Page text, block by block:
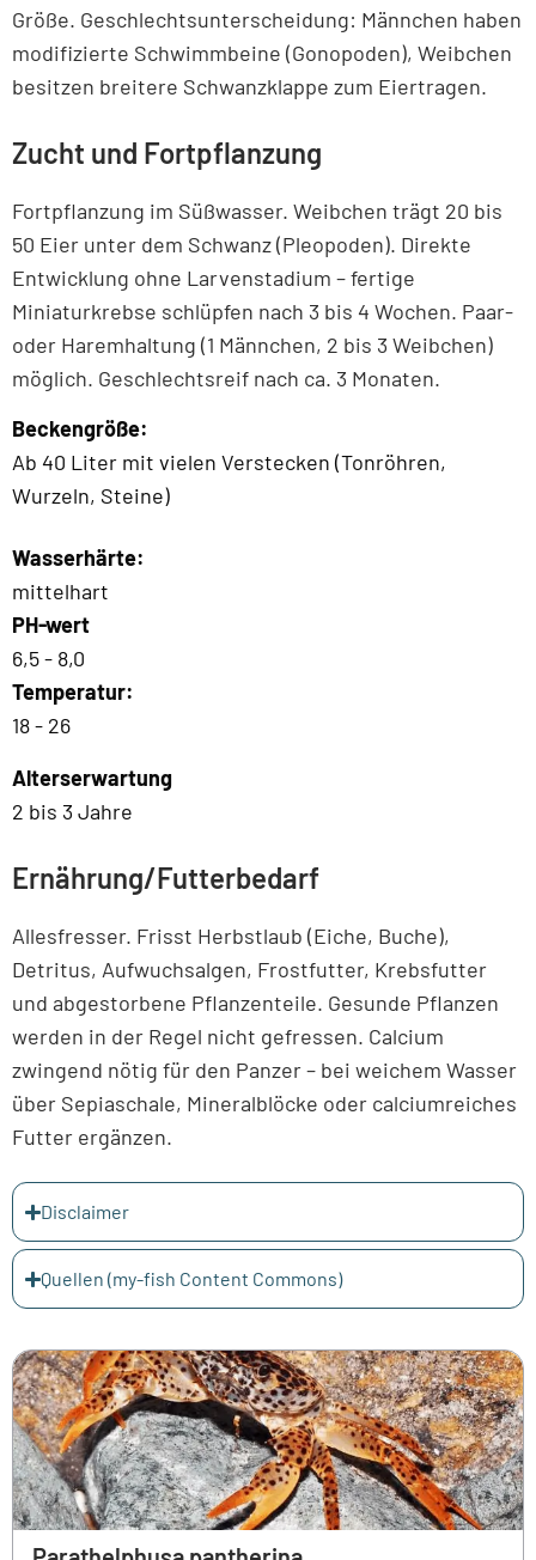
Größe. Geschlechtsunterscheidung: Männchen haben
modifizierte Schwimmbeine (Gonopoden), Weibchen
besitzen breitere Schwanzklappe zum Eiertragen.
Zucht und Fortpflanzung
Fortpflanzung im Süßwasser. Weibchen trägt 20 bis
50 Eier unter dem Schwanz (Pleopoden). Direkte
Entwicklung ohne Larvenstadium – fertige
Miniaturkrebse schlüpfen nach 3 bis 4 Wochen. Paar-
oder Haremhaltung (1 Männchen, 2 bis 3 Weibchen)
möglich. Geschlechtsreif nach ca. 3 Monaten.
Beckengröße:
Ab 40 Liter mit vielen Verstecken (Tonröhren,
Wurzeln, Steine)
Wasserhärte:
mittelhart
PH-wert
6,5 - 8,0
Temperatur:
18 - 26
Alterserwartung
2 bis 3 Jahre
Ernährung/Futterbedarf
Allesfresser. Frisst Herbstlaub (Eiche, Buche),
Detritus, Aufwuchsalgen, Frostfutter, Krebsfutter
und abgestorbene Pflanzenteile. Gesunde Pflanzen
werden in der Regel nicht gefressen. Calcium
zwingend nötig für den Panzer – bei weichem Wasser
über Sepiaschale, Mineralblöcke oder calciumreiches
Futter ergänzen.
Disclaimer
Quellen (my-fish Content Commons)